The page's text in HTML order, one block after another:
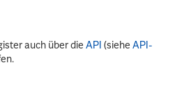
auch über dieAPI (sieheAPI-